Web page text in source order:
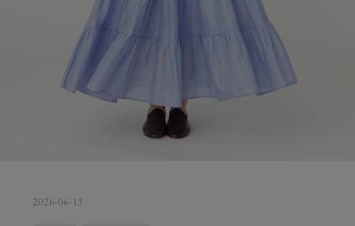
2026-06-15